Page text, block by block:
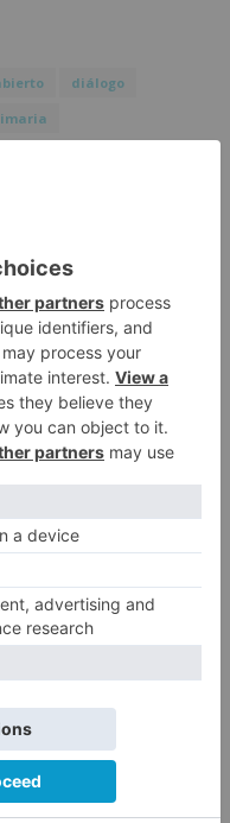
diálogo
denuncia que la
del Castillo responde a
y no a la culminación
del proyecto
de El Encuentro de
a punto de culminar su
de realojo
del pueblo burgalés de
Huérmeces
tramita más de 200
de inmigrantes
denuncia que las
municipales de Burgos
seis meses sin la